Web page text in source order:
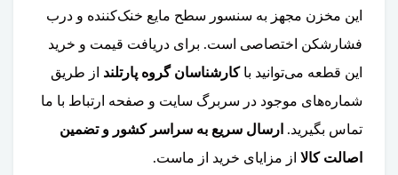
این مخزن مجهز به سنسور سطح مایع خنک‌کننده و درب
فشارشکن اختصاصی است. برای دریافت قیمت و خرید
این قطعه می‌توانید با کارشناسان گروه پارتلند از طریق
شماره‌های موجود در سربرگ سایت و صفحه ارتباط با ما
تماس بگیرید. ارسال سریع به سراسر کشور و تضمین
اصالت کالا از مزایای خرید از ماست.